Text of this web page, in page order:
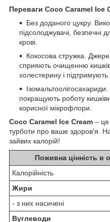
Переваги Coco Caramel Ice
Без доданого цукру.
підсолоджувачі, безпечні
крові.
Кокосова стружка.
сприяють очищенню
холестерину і
покращують роботу
корисної мікрофлори.
Coco Caramel Ice Cream – це
турботи про ваше здоров'я.
зайвих калорій!
Поживна цінність в
Калорійність
Жири
- з них насичені
Вуглеводи